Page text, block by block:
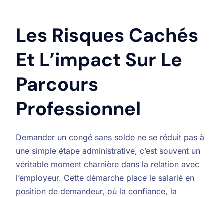
Les Risques Cachés
Et L’impact Sur Le
Parcours
Professionnel
Demander un congé sans solde ne se réduit pas à
une simple étape administrative, c’est souvent un
véritable moment charnière dans la relation avec
l’employeur. Cette démarche place le salarié en
position de demandeur, où la confiance, la